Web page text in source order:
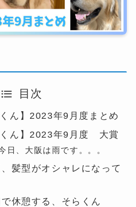
目次
くん】2023年9月度まとめ
くん】2023年9月度 大賞
、大阪は雨です。。。
髪型がオシャレになって
休憩する、そらくん